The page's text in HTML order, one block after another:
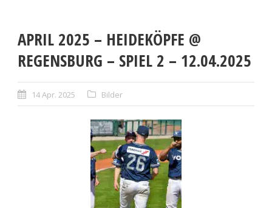
APRIL 2025 – HEIDEKÖPFE @
REGENSBURG – SPIEL 2 – 12.04.2025
14 Apr. 2025 Bilder